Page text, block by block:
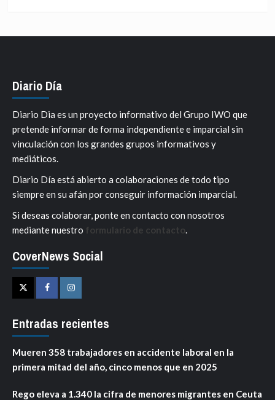
Diario Día
Diario Dia es un proyecto informativo del Grupo IWO que
pretende informar de forma independiente e imparcial sin
vinculación con los grandes grupos informativos y
mediáticos.
Diario Día está abierto a colaboraciones de todo tipo
siempre en su afán por conseguir información imparcial.
Si deseas colaborar, ponte en contacto con nosotros
mediante nuestro formulario de contacto.
CoverNews Social
TwitterFacebookInstagram
Entradas recientes
Mueren 358 trabajadores en accidente laboral en la
primera mitad del año, cinco menos que en 2025
Rego eleva a 1.340 la cifra de menores migrantes en Ceuta